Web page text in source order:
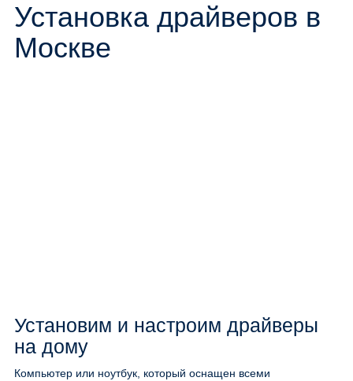
Установка драйверов в
Москве
Установим и настроим драйверы
на дому
Компьютер или ноутбук, который оснащен всеми